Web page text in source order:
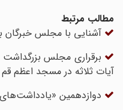
مطالب مرتبط
آشنایی با مجلس خبرگان
آیات ثلاثه در مسجد اعظم قم
دوازدهمین «یادداشت‌های